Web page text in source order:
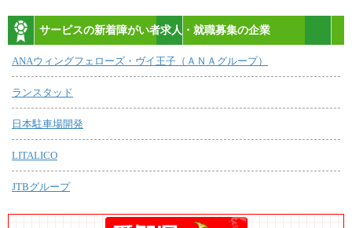
サービスの新着障がい者求人・就職募集の企業
ANAウィングフェローズ・ヴイ王子（ＡＮＡグループ）
ランスタッド
日本駐車場開発
LITALICO
JTBグループ